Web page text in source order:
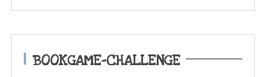
BOOKGAME-CHALLENGE